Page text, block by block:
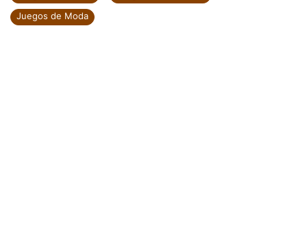
Juegos de Moda